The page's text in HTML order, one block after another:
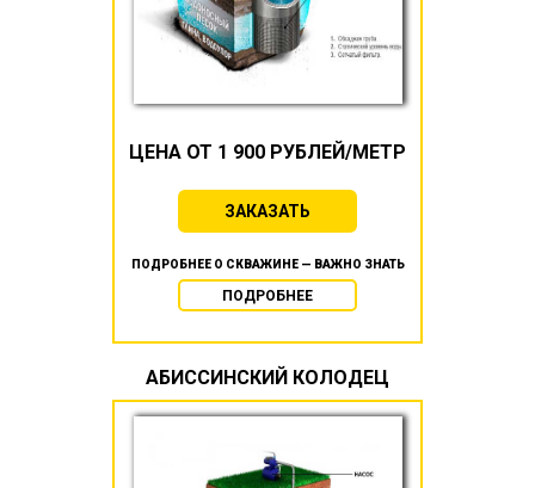
ЦЕНА ОТ 1 900 РУБЛЕЙ/МЕТР
ЗАКАЗАТЬ
ПОДРОБНЕЕ О СКВАЖИНЕ — ВАЖНО ЗНАТЬ
ПОДРОБНЕЕ
АБИССИНСКИЙ КОЛОДЕЦ